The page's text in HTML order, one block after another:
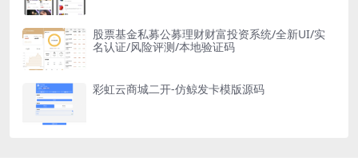
股票基金私募公募理财财富投资系统/全新UI/实
名认证/风险评测/本地验证码
彩虹云商城二开-仿鲸发卡模版源码